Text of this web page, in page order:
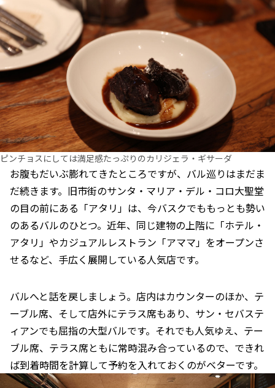
ピンチョスにしては満足感たっぷりのカリジェラ・ギサーダ
お腹もだいぶ膨れてきたところですが、バル巡りはまだま
だ続きます。旧市街のサンタ・マリア・デル・コロ大聖堂
の目の前にある「アタリ」は、今バスクでももっとも勢い
のあるバルのひとつ。近年、同じ建物の上階に「ホテル・
アタリ」やカジュアルレストラン「アママ」をオープンさ
せるなど、手広く展開している人気店です。
バルへと話を戻しましょう。店内はカウンターのほか、テ
ーブル席、そして店外にテラス席もあり、サン・セバステ
ィアンでも屈指の大型バルです。それでも人気ゆえ、テー
ブル席、テラス席ともに常時混み合っているので、できれ
ば到着時間を計算して予約を入れておくのがベターです。